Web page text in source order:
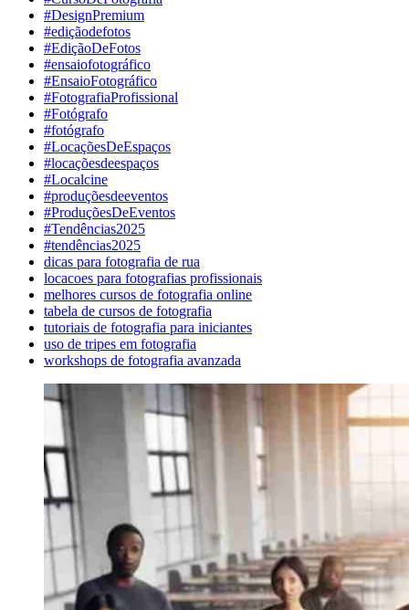
#DesignPremium
#ediçãodefotos
#EdiçãoDeFotos
#ensaiofotográfico
#EnsaioFotográfico
#FotografiaProfissional
#Fotógrafo
#fotógrafo
#LocaçõesDeEspaços
#locaçõesdeespaços
#Localcine
#produçõesdeeventos
#ProduçõesDeEventos
#Tendências2025
#tendências2025
dicas para fotografia de rua
locacoes para fotografias profissionais
melhores cursos de fotografia online
tabela de cursos de fotografia
tutoriais de fotografia para iniciantes
uso de tripes em fotografia
workshops de fotografia avanzada